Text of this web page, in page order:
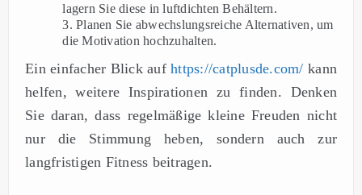
lagern Sie diese in luftdichten Behältern.
Planen Sie abwechslungsreiche Alternativen, um
die Motivation hochzuhalten.
Ein einfacher Blick aufhttps://catplusde.com/ kann
helfen, weitere Inspirationen zu finden. Denken
Sie daran, dass regelmäßige kleine Freuden nicht
nur die Stimmung heben, sondern auch zur
langfristigen Fitness beitragen.